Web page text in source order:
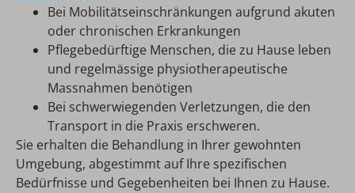
Bei Mobilitätseinschränkungen aufgrund akuten
oder chronischen Erkrankungen
Pflegebedürftige Menschen, die zu Hause leben
und regelmässige physiotherapeutische
Massnahmen benötigen
Bei schwerwiegenden Verletzungen, die den
Transport in die Praxis erschweren.
Sie erhalten die Behandlung in Ihrer gewohnten
Umgebung, abgestimmt auf Ihre spezifischen
Bedürfnisse und Gegebenheiten bei Ihnen zu Hause.